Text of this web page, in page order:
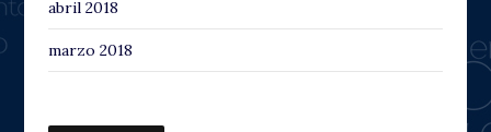
abril 2018
marzo 2018